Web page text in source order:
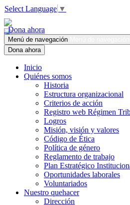
Select Language ▼
Dona ahora
Menú de navegación
Dona ahora
Inicio
Quiénes somos
Historia
Estructura organizacional
Criterios de acción
Registro web Régimen
Logros
Misión, visión y valores
Código de Ética
Política de género
Reglamento de trabajo
Plan Estratégico
Oportunidades laborales
Voluntariados
Nuestro quehacer
Dirección